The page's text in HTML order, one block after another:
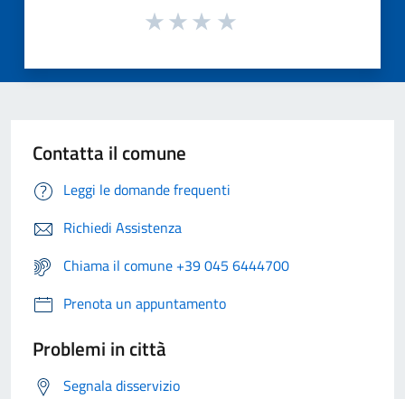
Contatta il comune
Leggi le domande frequenti
Richiedi Assistenza
Chiama il comune +39 045 6444700
Prenota un appuntamento
Problemi in città
Segnala disservizio